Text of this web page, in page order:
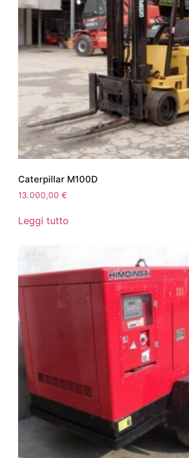
Caterpillar M100D
13.000,00 €
Leggi tutto